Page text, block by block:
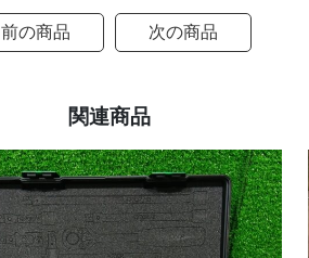
前の商品 次の商品
関連商品